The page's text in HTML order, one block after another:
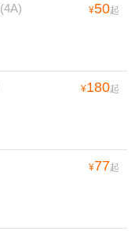
(4A) ¥50起
¥180起
¥77起